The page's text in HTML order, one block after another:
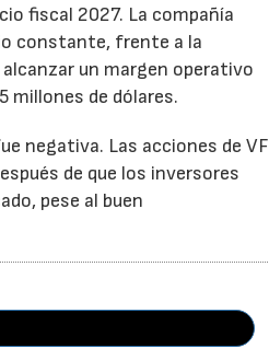
fiscal 2027. La compañía
constante, frente a la
un margen operativo
millones de dólares.
negativa. Las acciones de VF
de que los inversores
pese al buen